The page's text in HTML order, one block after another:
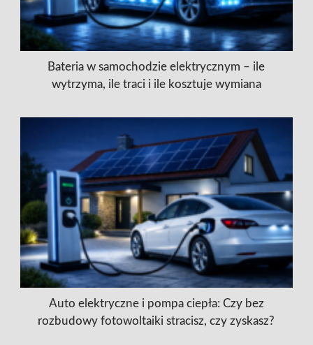
Bateria w samochodzie elektrycznym – ile
wytrzyma, ile traci i ile kosztuje wymiana
Auto elektryczne i pompa ciepła: Czy bez
rozbudowy fotowoltaiki stracisz, czy zyskasz?